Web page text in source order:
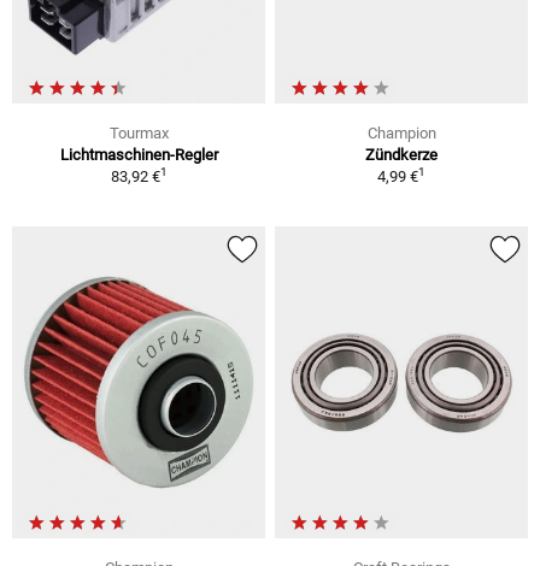
Tourmax
Lichtmaschinen-Regler
83,92 €1
Champion
Zündkerze
4,99 €1